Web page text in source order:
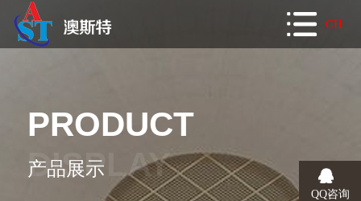
CH
企业文化
荣誉资质
经典案例
PRODUCT
DISPLAY
产品展示
QQ咨询